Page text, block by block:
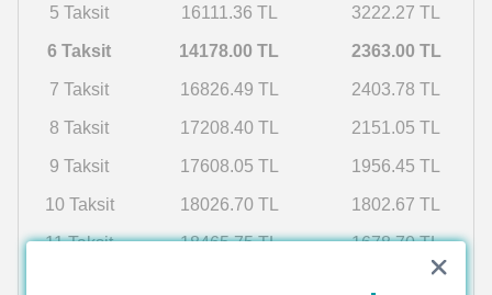
5 Taksit 16111.36 TL 3222.27 TL
6 Taksit 14178.00 TL 2363.00 TL
7 Taksit 16826.49 TL 2403.78 TL
8 Taksit 17208.40 TL 2151.05 TL
9 Taksit 17608.05 TL 1956.45 TL
10 Taksit 18026.70 TL 1802.67 TL
11 Taksit 18465.75 TL 1678.70 TL
1577.23 TL